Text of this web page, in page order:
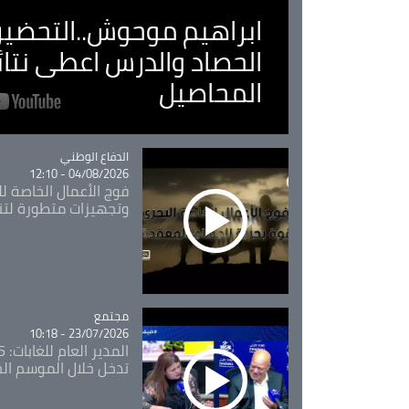
ابراهيم
الحصاد والدرس اعطى
المحاصيل
Catégorie
الدفاع الوطني
04/08/2026 - 12:10
فوج الأعمال الخاصة
وتجهيزات متطورة
Catégorie
مجتمع
23/07/2026 - 10:18
تدخل خلال الموسم